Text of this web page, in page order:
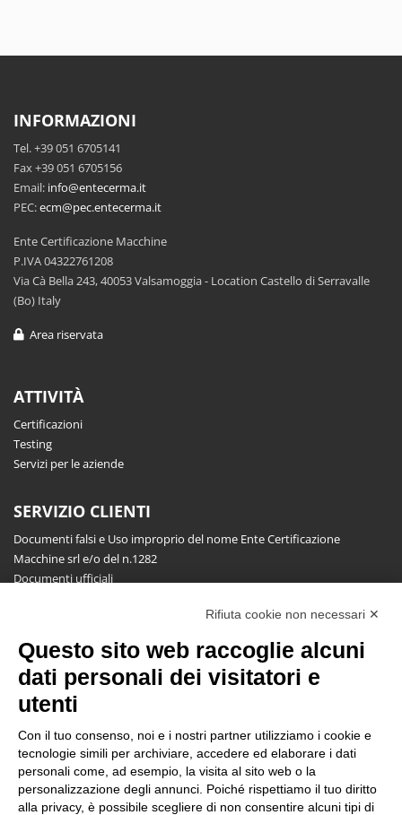
INFORMAZIONI
Tel. +39 051 6705141
Fax +39 051 6705156
Email: info@entecerma.it
PEC:ecm@pec.entecerma.it
Ente Certificazione Macchine
P.IVA 04322761208
Via Cà Bella 243, 40053 Valsamoggia - Location Castello di Serravalle
(Bo) Italy
Area riservata
ATTIVITÀ
Certificazioni
Testing
Servizi per le aziende
SERVIZIO CLIENTI
Documenti falsi e Uso improprio del nome Ente Certificazione
Macchine srl e/o del n.1282
Documenti ufficiali
NEWSLETTER
Resta aggiornato gratuitamente su tutte le novità.
Rifiuta cookie non necessari ✕
Questo sito web raccoglie alcuni
dati personali dei visitatori e
utenti
Con il tuo consenso, noi e i nostri partner utilizziamo i cookie e
tecnologie simili per archiviare, accedere ed elaborare i dati
personali come, ad esempio, la visita al sito web o la
personalizzazione degli annunci. Poiché rispettiamo il tuo diritto
alla privacy, è possibile scegliere di non consentire alcuni tipi di